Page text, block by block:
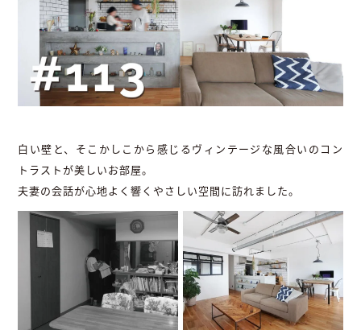
白い壁と、そこかしこから感じるヴィンテージな風合いのコン
トラストが美しいお部屋。
夫妻の会話が心地よく響くやさしい空間に訪れました。